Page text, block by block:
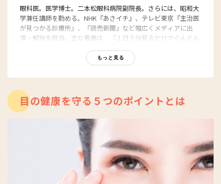
眼科医。医学博士。二本松眼科病院副院長。さらには、昭和大
学兼任講師を勤める。NHK『あさイチ』、テレビ東京『主治医
が見つかる診療所』、『読売新聞』など幅広くメディアに出
演・解説を担当。主な著書は、『１日３分見るだけでぐんぐん
『老眼のウソ』（時事通信社）ほか多数。
もっと見る
目の健康を守る５つのポイントとは